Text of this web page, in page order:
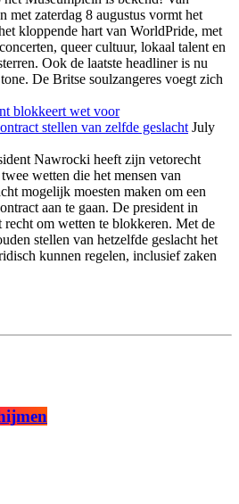
met zaterdag 8 augustus vormt het
kloppende hart van WorldPride, met
queer cultuur, lokaal talent en
Ook de laatste headliner is nu
De Britse soulzangeres voegt zich
blokkeert wet voor
stellen van zelfde geslacht July
Nawrocki heeft zijn vetorecht
wetten die het mensen van
mogelijk moesten maken om een
aan te gaan. De president in
recht om wetten te blokkeren. Met de
stellen van hetzelfde geslacht het
kunnen regelen, inclusief zaken